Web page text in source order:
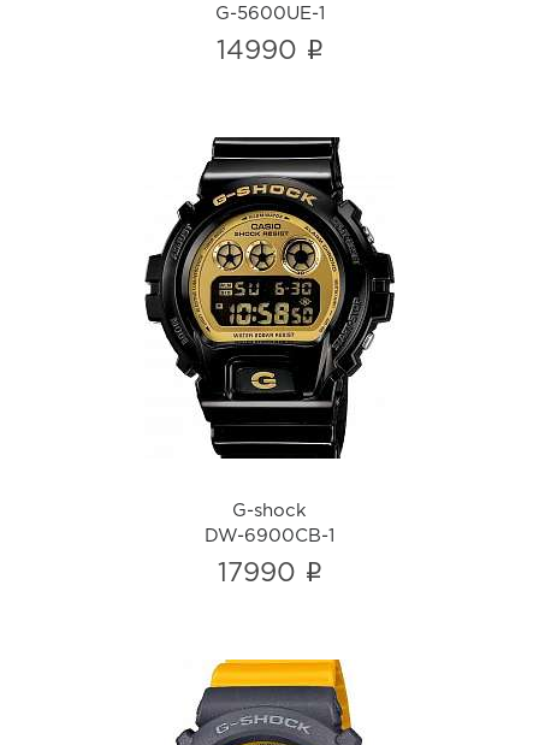
G-5600UE-1
14990 i
G-shock
DW-6900CB-1
i
G-shock
DW-6900CB-1
17990 i